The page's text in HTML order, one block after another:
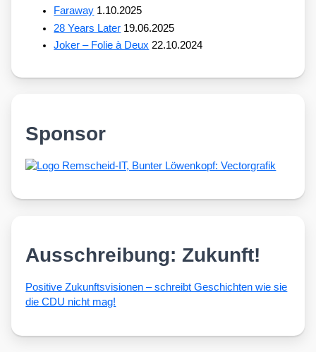
Faraway 1.10.2025
28 Years Later 19.06.2025
Joker – Folie à Deux 22.10.2024
Sponsor
Ausschreibung: Zukunft!
Posi­ti­ve Zukunfts­vi­sio­nen – schreibt Geschich­ten wie sie
die CDU nicht mag!